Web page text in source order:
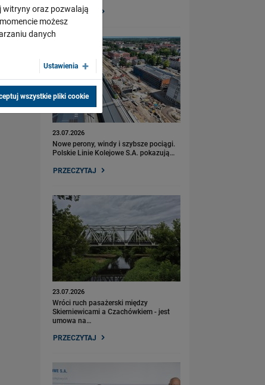
PRZECZYTAJ
23.07.2026
Nowe perony, windy i szybsze pociągi.
Polskie Linie Kolejowe S.A. pokazują…
PRZECZYTAJ
23.07.2026
Wróci ruch pasażerski między
Skierniewicami a Czachówkiem - jest
umowa na…
PRZECZYTAJ
witryny oraz pozwalają
możesz
danych
Ustawienia
wszystkie pliki cookie